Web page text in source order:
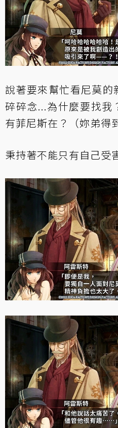
說著要來幫忙看尼莫
碎碎念...為什麼要找我
有菲尼斯在？（妳弟得
秉持著不能只有自己受